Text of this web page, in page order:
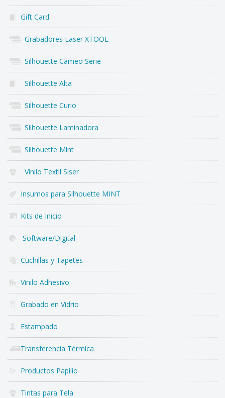
Gift Card
Grabadores Laser XTOOL
Silhouette Cameo Serie
Silhouette Alta
Silhouette Curio
Silhouette Laminadora
Silhouette Mint
Vinilo Textil Siser
Insumos para Silhouette MINT
Kits de Inicio
Software/Digital
Cuchillas y Tapetes
Vinilo Adhesivo
Grabado en Vidrio
Estampado
Transferencia Térmica
Productos Papilio
Tintas para Tela